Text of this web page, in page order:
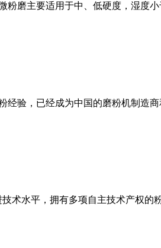
粉磨主要适用于中、低硬度，湿度
经验，已经成为中国的磨粉机制造
术水平，拥有多项自主技术产权